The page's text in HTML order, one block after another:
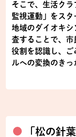
そこで、生活ク
監視運動」をスタ
地域のダイオキシ
査することで、市
役割を認識し、ご
ルへの変換のきっ
「松の針